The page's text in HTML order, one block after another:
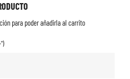
para poder añadirla al carrito